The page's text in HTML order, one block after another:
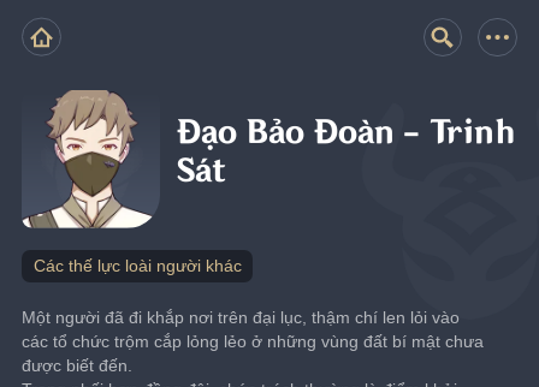
Đạo Bảo Đoàn - Trinh
Sát
Các thế lực loài người khác
Một người đã đi khắp nơi trên đại lục, thậm chí len lỏi vào
các tổ chức trộm cắp lỏng lẻo ở những vùng đất bí mật chưa
được biết đến.